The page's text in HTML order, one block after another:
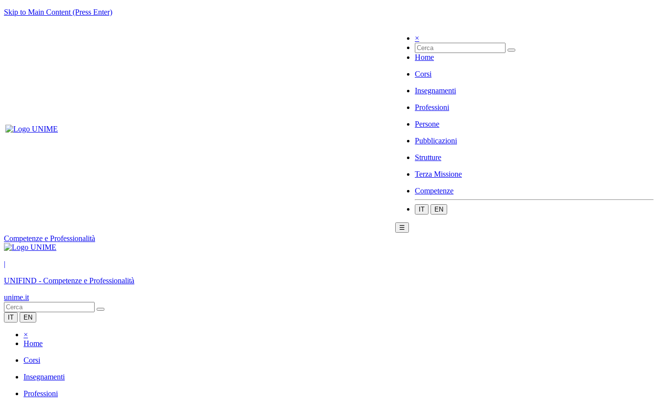
Skip to Main Content (Press Enter)
×
Home
Corsi
Insegnamenti
Professioni
Persone
Pubblicazioni
Strutture
Terza Missione
Competenze
IT EN
☰
Competenze e Professionalità
|
UNIFIND - Competenze e Professionalità
unime.it
IT EN
×
Home
Corsi
Insegnamenti
Professioni